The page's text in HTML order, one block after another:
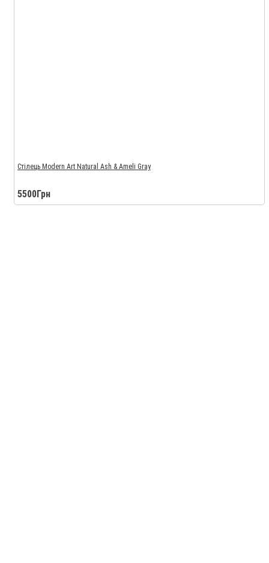
Стілець Modern Art Natural Ash & Ameli Gray
5500Грн